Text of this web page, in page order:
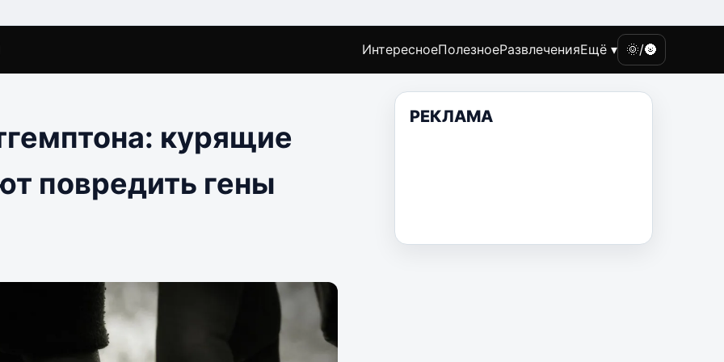
ИнтересноеПолезноеРазвлеченияЕщё ▾ 🌞/🌚
курящие
повредить гены
РЕКЛАМА